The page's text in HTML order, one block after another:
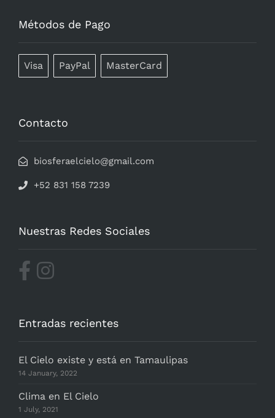
Métodos de Pago
Visa PayPal MasterCard
Contacto
biosferaelcielo@gmail.com
+52 831 158 7239
Nuestras Redes Sociales
Entradas recientes
El Cielo existe y está en Tamaulipas
14 January, 2022
Clima en El Cielo
1 July, 2021